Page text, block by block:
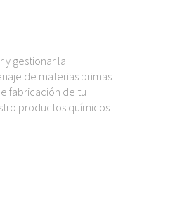
y gestionar la
de materias primas
fabricación de tu
productos químicos